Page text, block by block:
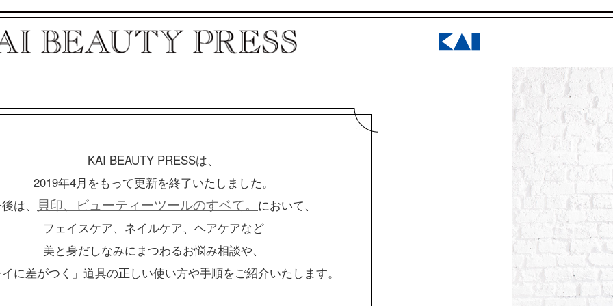
KAI BEAUTY PRESSは、
2019年4月をもって更新を終了いたしました。
は、
貝印、ビューティーツールのすベて。 において、
フェイスケア、ネイルケア、ヘアケアなど
美と身だしなみにまつわるお悩み相談や、
に差がつく」道具の正しい使い方や手順をご紹介いたします。